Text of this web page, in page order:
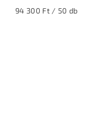
Egységár:
94 300 Ft / 50 db